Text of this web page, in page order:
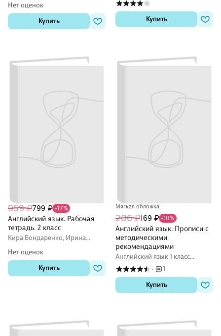
Нет оценок
Купить
Купить
959 ₽799 ₽ -17%
Английский язык. Рабочая
тетрадь. 2 класс
Кира Бондаренко, Ирина
Притыкина
Нет оценок
Купить
Мягкая обложка
206 ₽169 ₽ -18%
Английский язык. Прописи с
методическими
рекомендациями
Английский язык 1 класс
рабочие тетради (Workbook)
·
1
Купить